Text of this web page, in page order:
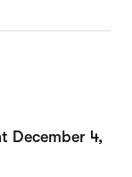
December 4,